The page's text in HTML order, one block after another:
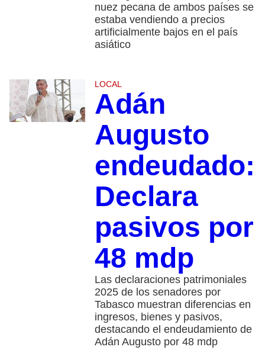
nuez pecana de ambos países se
estaba vendiendo a precios
artificialmente bajos en el país
asiático
LOCAL
Adán
Augusto
endeudado:
Declara
pasivos por
48 mdp
Las declaraciones patrimoniales
2025 de los senadores por
Tabasco muestran diferencias en
ingresos, bienes y pasivos,
destacando el endeudamiento de
Adán Augusto por 48 mdp